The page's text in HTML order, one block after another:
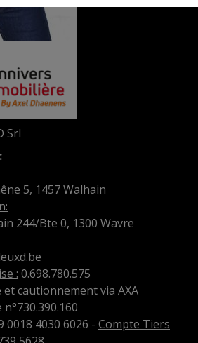
Srl
5, 1457 Walhain
244/Bte 0, 1300 Wavre
: 0.698.780.575
cautionnement via AXA
0018 4030 6026 - Compte Tiers